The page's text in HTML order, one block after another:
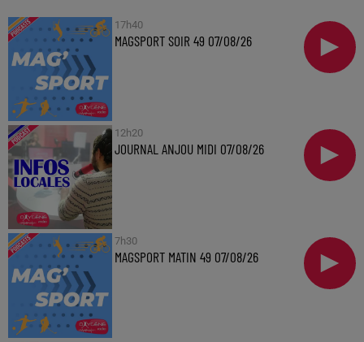
17h40
MAGSPORT SOIR 49 07/08/26
12h20
JOURNAL ANJOU MIDI 07/08/26
7h30
MAGSPORT MATIN 49 07/08/26